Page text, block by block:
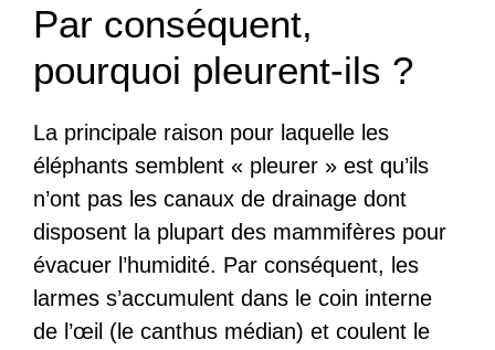
Par conséquent,
pourquoi pleurent-ils ?
La principale raison pour laquelle les
éléphants semblent « pleurer » est qu’ils
n’ont pas les canaux de drainage dont
disposent la plupart des mammifères pour
évacuer l’humidité. Par conséquent, les
larmes s’accumulent dans le coin interne
de l’œil (le canthus médian) et coulent le